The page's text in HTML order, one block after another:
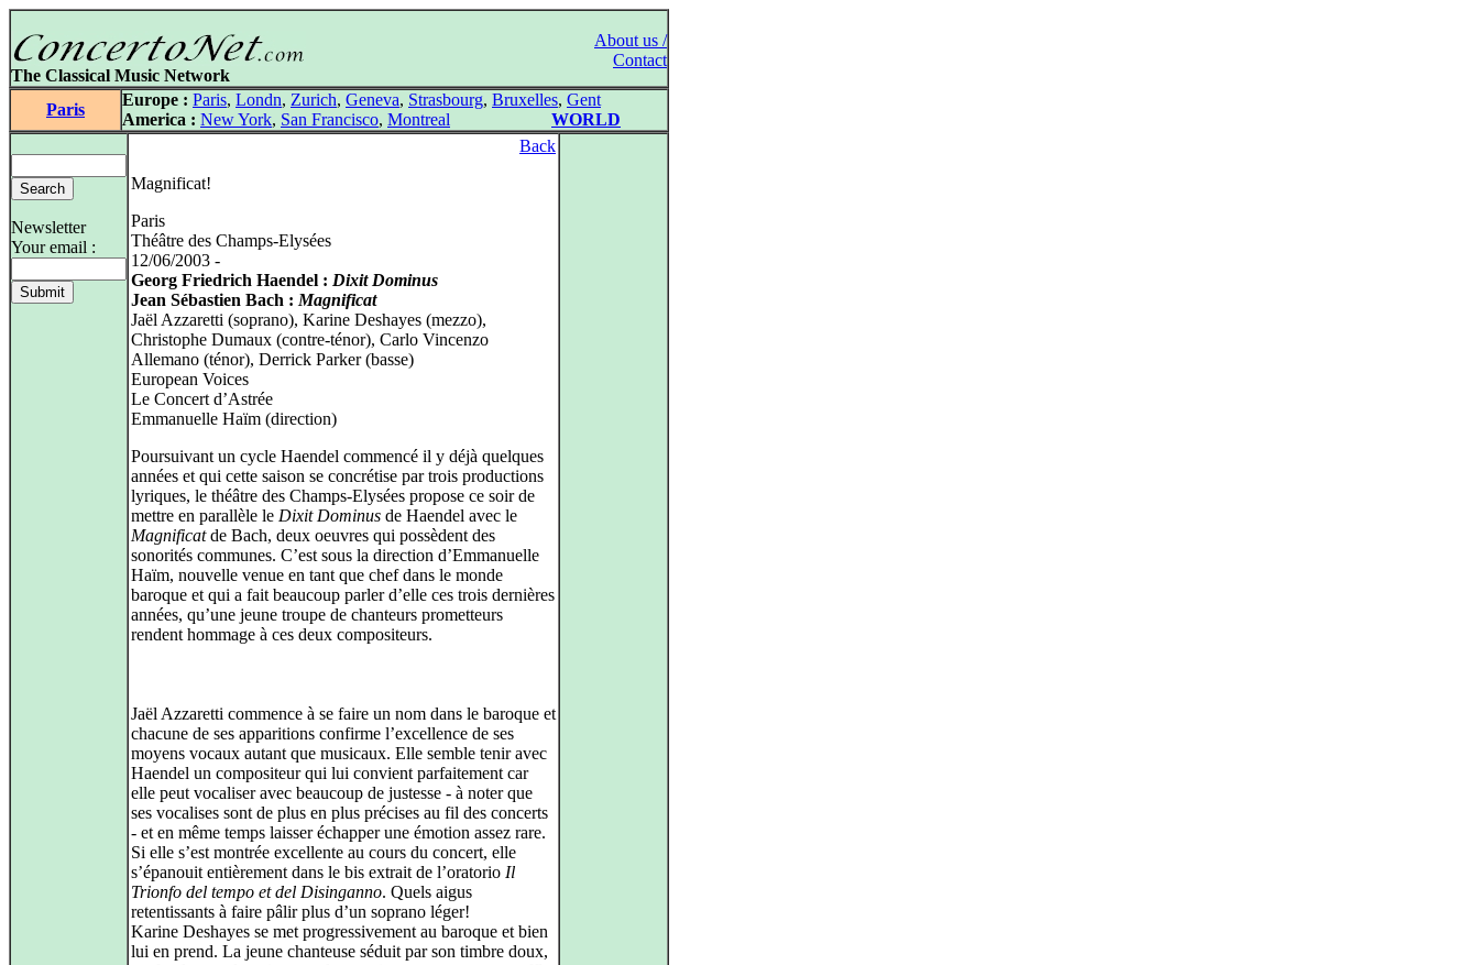
About us /
Contact
The Classical Music Network
Paris
Europe : Paris, Londn, Zurich, Geneva, Strasbourg, Bruxelles, Gent
America : New York, San Francisco, Montreal WORLD
Newsletter
Your email :
Back
Magnificat!
Paris
Théâtre des Champs-Elysées
12/06/2003 -
Georg Friedrich Haendel : Dixit Dominus
Jean Sébastien Bach : Magnificat
Jaël Azzaretti (soprano), Karine Deshayes (mezzo),
Christophe Dumaux (contre-ténor), Carlo Vincenzo
Allemano (ténor), Derrick Parker (basse)
European Voices
Le Concert d’Astrée
Emmanuelle Haïm (direction)
Poursuivant un cycle Haendel commencé il y déjà quelques
années et qui cette saison se concrétise par trois productions
lyriques, le théâtre des Champs-Elysées propose ce soir de
mettre en parallèle le Dixit Dominus de Haendel avec le
Magnificatde Bach, deux oeuvres qui possèdent des
sonorités communes. C’est sous la direction d’Emmanuelle
Haïm, nouvelle venue en tant que chef dans le monde
baroque et qui a fait beaucoup parler d’elle ces trois dernières
années, qu’une jeune troupe de chanteurs prometteurs
rendent hommage à ces deux compositeurs.
Jaël Azzaretti commence à se faire un nom dans le baroque et
chacune de ses apparitions confirme l’excellence de ses
moyens vocaux autant que musicaux. Elle semble tenir avec
Haendel un compositeur qui lui convient parfaitement car
elle peut vocaliser avec beaucoup de justesse - à noter que
ses vocalises sont de plus en plus précises au fil des concerts
- et en même temps laisser échapper une émotion assez rare.
Si elle s’est montrée excellente au cours du concert, elle
s’épanouit entièrement dans le bis extrait de l’oratorio Il
Trionfo del tempo et del Disinganno. Quels aigus
retentissants à faire pâlir plus d’un soprano léger!
Karine Deshayes se met progressivement au baroque et bien
lui en prend. La jeune chanteuse séduit par son timbre doux,